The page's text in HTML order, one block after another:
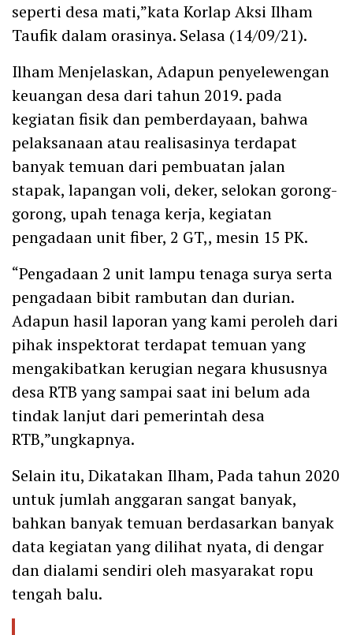
seperti desa mati,”kata Korlap Aksi Ilham
Taufik dalam orasinya. Selasa (14/09/21).
Ilham Menjelaskan, Adapun penyelewengan
keuangan desa dari tahun 2019. pada
kegiatan fisik dan pemberdayaan, bahwa
pelaksanaan atau realisasinya terdapat
banyak temuan dari pembuatan jalan
stapak, lapangan voli, deker, selokan gorong-
gorong, upah tenaga kerja, kegiatan
pengadaan unit fiber, 2 GT,, mesin 15 PK.
“Pengadaan 2 unit lampu tenaga surya serta
pengadaan bibit rambutan dan durian.
Adapun hasil laporan yang kami peroleh dari
pihak inspektorat terdapat temuan yang
mengakibatkan kerugian negara khususnya
desa RTB yang sampai saat ini belum ada
tindak lanjut dari pemerintah desa
RTB,”ungkapnya.
Selain itu, Dikatakan Ilham, Pada tahun 2020
untuk jumlah anggaran sangat banyak,
bahkan banyak temuan berdasarkan banyak
data kegiatan yang dilihat nyata, di dengar
dan dialami sendiri oleh masyarakat ropu
tengah balu.